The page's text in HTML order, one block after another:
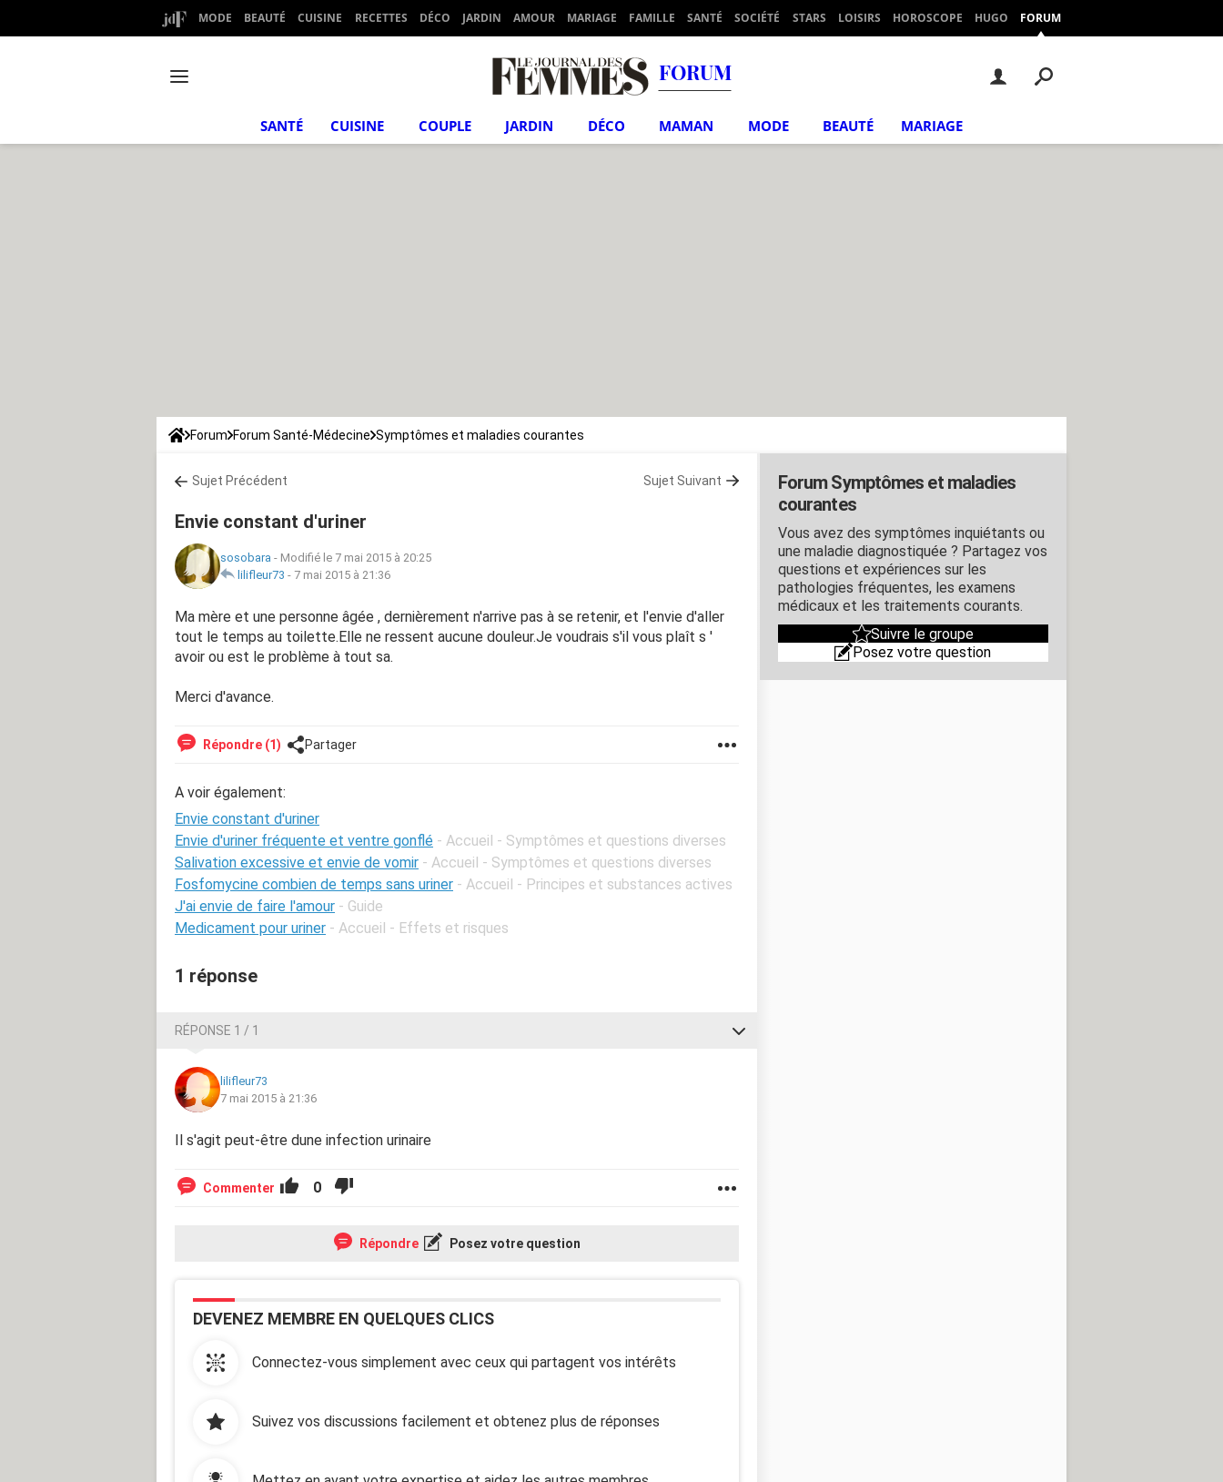
MODE BEAUTÉ CUISINE RECETTES DÉCO JARDIN AMOUR MARIAGE FAMILLE SANTÉ SOCIÉTÉ STARS LOISIRS HOROSCOPE HUGO FORUM
FORUM
SANTÉ CUISINE COUPLE JARDIN DÉCO MAMAN MODE BEAUTÉ MARIAGE
Forum Forum Santé-Médecine Symptômes et maladies courantes
Sujet Précédent Sujet Suivant
Envie constant d'uriner
sosobara - Modifié le 7 mai 2015 à 20:25
lilifleur73 - 7 mai 2015 à 21:36
Ma mère et une personne âgée , dernièrement n'arrive pas à se retenir, et l'envie d'aller
tout le temps au toilette.Elle ne ressent aucune douleur.Je voudrais s'il vous plaît s '
avoir ou est le problème à tout sa.
Merci d'avance.
Répondre (1) Partager
A voir également:
Envie constant d'uriner
Envie d'uriner fréquente et ventre gonflé - Accueil - Symptômes et questions diverses
Salivation excessive et envie de vomir - Accueil - Symptômes et questions diverses
Fosfomycine combien de temps sans uriner - Accueil - Principes et substances actives
J'ai envie de faire l'amour - Guide
Medicament pour uriner - Accueil - Effets et risques
1 réponse
RÉPONSE 1 / 1
lilifleur73
7 mai 2015 à 21:36
Il s'agit peut-être dune infection urinaire
Commenter 0
Répondre Posez votre question
DEVENEZ MEMBRE EN QUELQUES CLICS
Connectez-vous simplement avec ceux qui partagent vos intérêts
Suivez vos discussions facilement et obtenez plus de réponses
Forum Symptômes et maladies
courantes
Vous avez des symptômes inquiétants ou
une maladie diagnostiquée ? Partagez vos
questions et expériences sur les
pathologies fréquentes, les examens
médicaux et les traitements courants.
Suivre le groupe
Posez votre question